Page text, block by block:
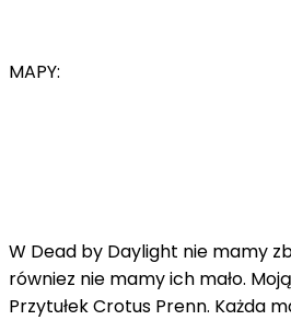
MAPY:
W Dead by Daylight nie mamy
równiez nie mamy ich mało.
Przytułek Crotus Prenn. Każda